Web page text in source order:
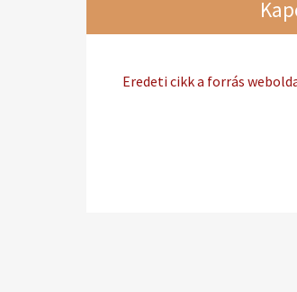
Eredeti cikk a forrás